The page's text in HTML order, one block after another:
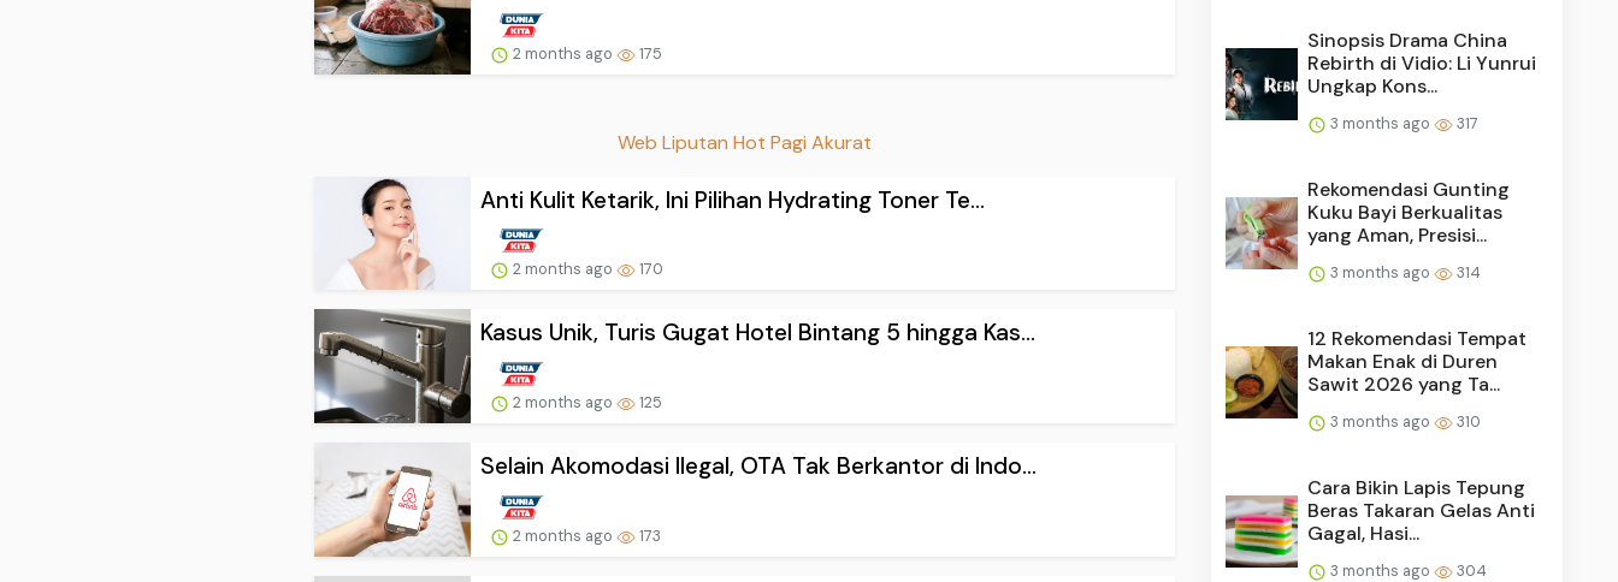
2 months ago 175
Web Liputan Hot Pagi Akurat
Anti Kulit Ketarik, Ini Pilihan Hydrating Toner Te...
2 months ago 170
Kasus Unik, Turis Gugat Hotel Bintang 5 hingga Kas...
2 months ago 125
Selain Akomodasi Ilegal, OTA Tak Berkantor di Indo...
2 months ago 173
Sinopsis Drama China
Rebirth di Vidio: Li Yunrui
Ungkap Kons...
3 months ago 317
Rekomendasi Gunting
Kuku Bayi Berkualitas
yang Aman, Presisi...
3 months ago 314
12 Rekomendasi Tempat
Makan Enak di Duren
Sawit 2026 yang Ta...
3 months ago 310
Cara Bikin Lapis Tepung
Beras Takaran Gelas Anti
Gagal, Hasi...
3 months ago 304